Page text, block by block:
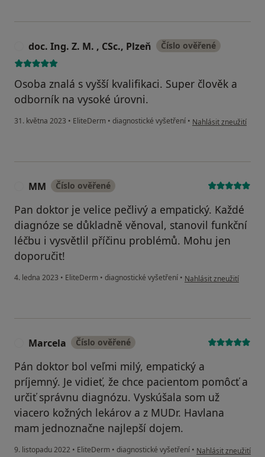
doc. Ing. Z. M. , CSc., Plzeň Číslo ověřené
Osoba znalá s vyšší kvalifikaci. Super člověk a
odborník na vysoké úrovni.
31. května 2023 • EliteDerm • diagnostické vyšetření • podle názoru
Nahlásit zneužití
MM Číslo ověřené
Pan doktor je velice pečlivý a empatický. Každé
diagnóze se důkladně věnoval, stanovil funkční
léčbu i vysvětlil příčinu problémů. Mohu jen
doporučit!
4. ledna 2023 • EliteDerm • diagnostické vyšetření • podle názoru uživatele
Nahlásit zneužití
Marcela Číslo ověřené
Pán doktor bol veľmi milý, empatický a
príjemný. Je vidieť, že chce pacientom pomôcť a
určiť správnu diagnózu. Vyskúšala som už
viacero kožných lekárov a z MUDr. Havlana
mam jednoznačne najlepší dojem.
9. listopadu 2022 • EliteDerm • diagnostické vyšetření • podle názoru
Nahlásit zneužití